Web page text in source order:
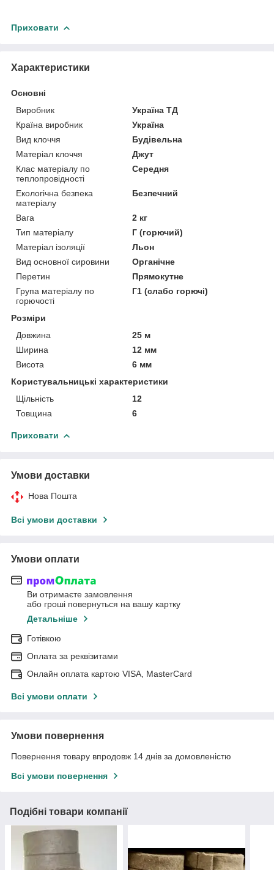
Приховати
Характеристики
Основні
Виробник
Україна ТД
Країна виробник
Україна
Вид клоччя
Будівельна
Матеріал клоччя
Джут
Клас матеріалу по
теплопровідності
Середня
Екологічна безпека
матеріалу
Безпечний
Вага
2 кг
Тип матеріалу
Г (горючий)
Матеріал ізоляції
Льон
Вид основної сировини
Органічне
Перетин
Прямокутне
Група матеріалу по
горючості
Г1 (слабо горючі)
Розміри
Довжина
25 м
Ширина
12 мм
Висота
6 мм
Користувальницькі характеристики
Щільність
12
Товщина
6
Приховати
Умови доставки
Нова Пошта
Всі умови доставки
Умови оплати
Ви отримаєте замовлення
або гроші повернуться на вашу картку
Детальніше
Готівкою
Оплата за реквізитами
Онлайн оплата картою VISA, MasterCard
Всі умови оплати
Умови повернення
Повернення товару впродовж 14 днів за домовленістю
Всі умови повернення
Подібні товари компанії